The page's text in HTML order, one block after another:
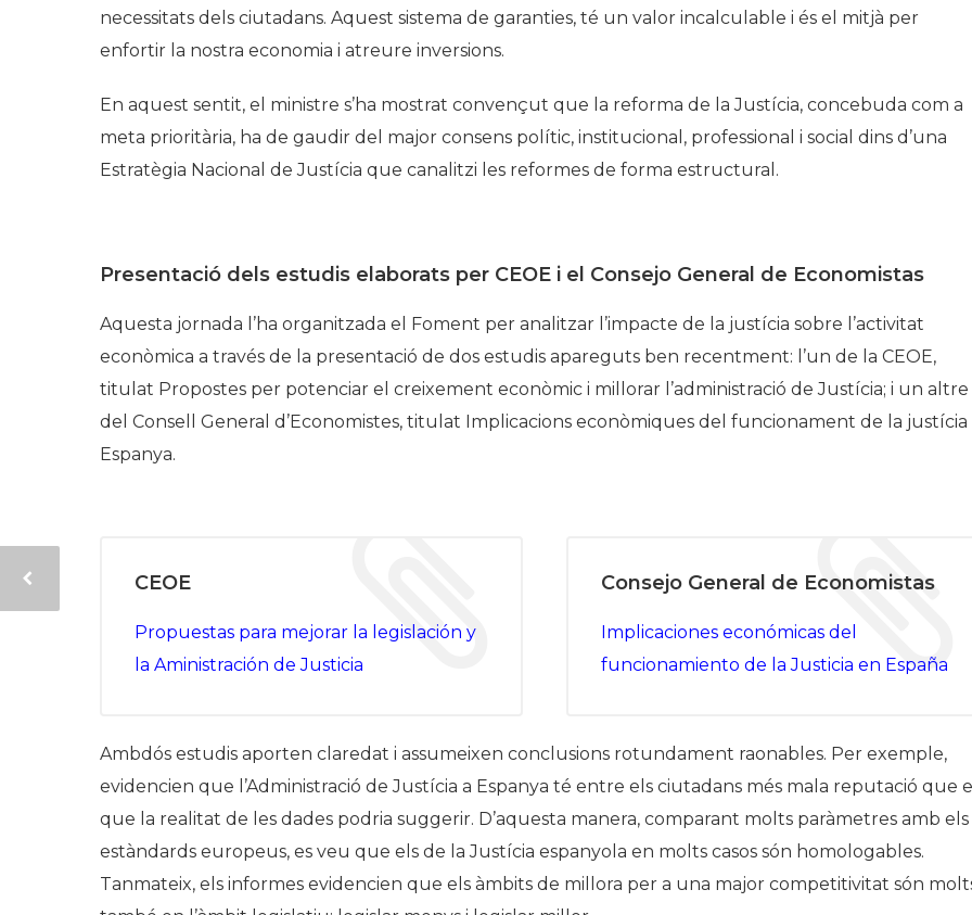
necessitats dels ciutadans. Aquest sistema de garanties, té un valor incalculable i és el mitjà per
enfortir la nostra economia i atreure inversions.
En aquest sentit, el ministre s’ha mostrat convençut que la reforma de la Justícia, concebuda com a
meta prioritària, ha de gaudir del major consens polític, institucional, professional i social dins d’una
Estratègia Nacional de Justícia que canalitzi les reformes de forma estructural.
Presentació dels estudis elaborats per CEOE i el Consejo General de Economistas
Aquesta jornada l’ha organitzada el Foment per analitzar l’impacte de la justícia sobre l’activitat
econòmica a través de la presentació de dos estudis apareguts ben recentment: l’un de la CEOE,
titulat Propostes per potenciar el creixement econòmic i millorar l’administració de Justícia; i un altre
del Consell General d’Economistes, titulat Implicacions econòmiques del funcionament de la justícia
Espanya.
CEOE
Propuestas para mejorar la legislación y
la Aministración de Justicia
Consejo General de Economistas
Implicaciones económicas del
funcionamiento de la Justicia en España
Ambdós estudis aporten claredat i assumeixen conclusions rotundament raonables. Per exemple,
evidencien que l’Administració de Justícia a Espanya té entre els ciutadans més mala reputació que
que la realitat de les dades podria suggerir. D’aquesta manera, comparant molts paràmetres amb els
estàndards europeus, es veu que els de la Justícia espanyola en molts casos són homologables.
Tanmateix, els informes evidencien que els àmbits de millora per a una major competitivitat són